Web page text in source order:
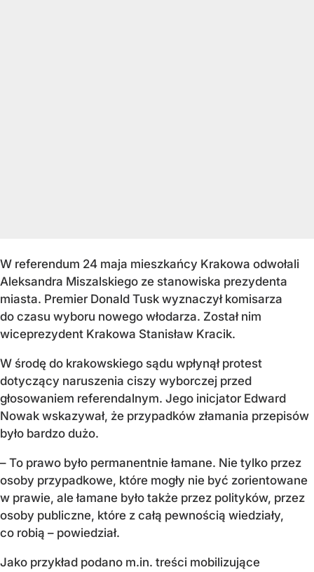
W referendum 24 maja mieszkańcy Krakowa odwołali
Aleksandra Miszalskiego ze stanowiska prezydenta
miasta. Premier Donald Tusk wyznaczył komisarza
do czasu wyboru nowego włodarza. Został nim
wiceprezydent Krakowa Stanisław Kracik.
W środę do krakowskiego sądu wpłynął protest
dotyczący naruszenia ciszy wyborczej przed
głosowaniem referendalnym. Jego inicjator Edward
Nowak wskazywał, że przypadków złamania przepisów
było bardzo dużo.
– To prawo było permanentnie łamane. Nie tylko przez
osoby przypadkowe, które mogły nie być zorientowane
w prawie, ale łamane było także przez polityków, przez
osoby publiczne, które z całą pewnością wiedziały,
co robią – powiedział.
Jako przykład podano m.in. treści mobilizujące